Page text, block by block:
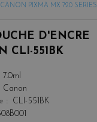
CANON PIXMA MX 720 SERIES
D'ENCRE
CLI-551BK
7.0ml
Canon
CLI-551BK